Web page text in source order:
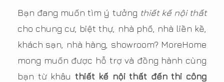
Bạn đang muốn tìm ý tưởng thiết kế nội thất
cho chung cư, biệt thự, nhà phố, nhà liền kề,
khách sạn, nhà hàng, showroom? MoreHome
mong muốn được hỗ trợ và đồng hành cùng
bạn từ khâu thiết kế nội thất đến thi công